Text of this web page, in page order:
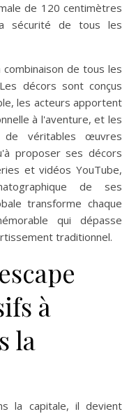
de 120 centimètres
sécurité de tous les
de tous les
décors sont conçus
les acteurs apportent
à l'aventure, et les
de véritables œuvres
proposer ses décors
et vidéos YouTube,
de ses
transforme chaque
qui dépasse
traditionnel.
à
la
la capitale, il devient